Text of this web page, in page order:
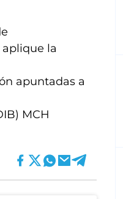
la
apuntadas a
MCH